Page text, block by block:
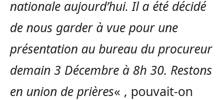
nationale aujourd’hui. Il a été décidé
de nous garder à vue pour une
présentation au bureau du procureur
demain 3 Décembre à 8h 30. Restons
en union de prières« , pouvait-on